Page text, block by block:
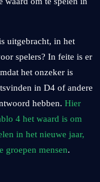
uitgebracht, in het
spelers? In feite is er
het onzeker is
in D4 of andere
hebben. Hier
4 het waard is om
in het nieuwe jaar,
groepen mensen.